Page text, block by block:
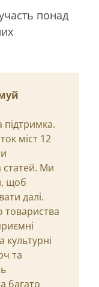
понад
міст 12
статей. Ми
щоб
далі.
товариства
культурні
та
багато